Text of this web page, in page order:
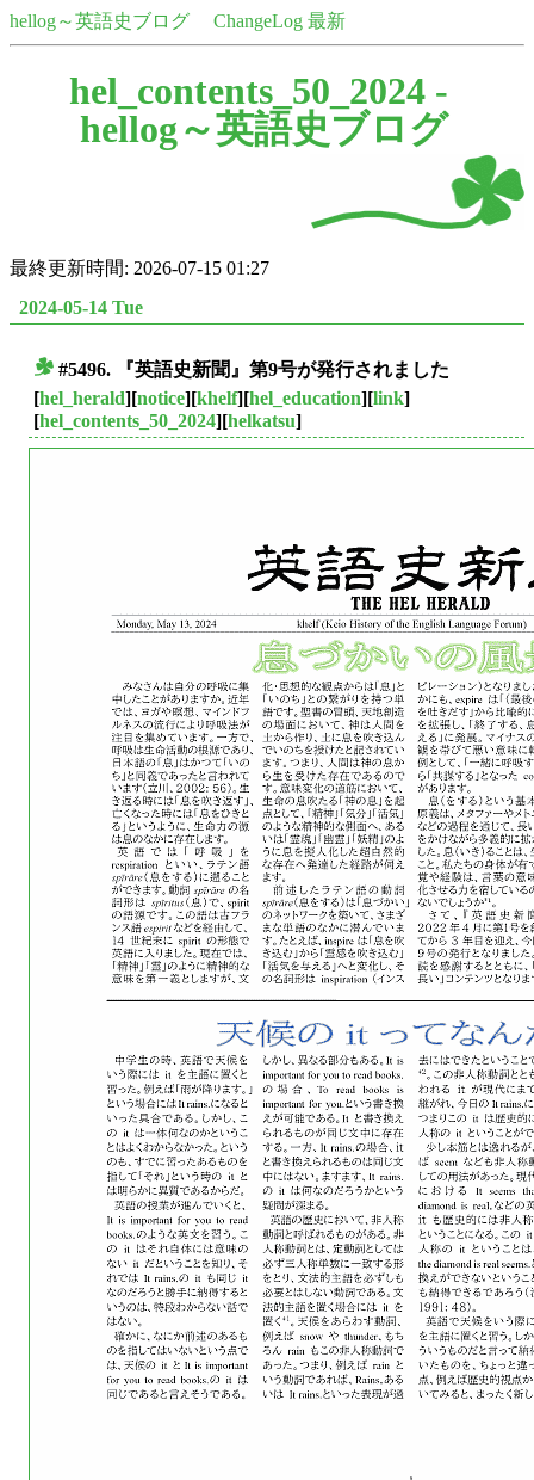
hellog～英語史ブログ ChangeLog 最新
hel_contents_50_2024 -
hellog～英語史ブログ
最終更新時間: 2026-07-15 01:27
2024-05-14 Tue
#5496. 『英語史新聞』第9号が発行されました
[hel_herald][notice][khelf][hel_education][link]
[hel_contents_50_2024][helkatsu]